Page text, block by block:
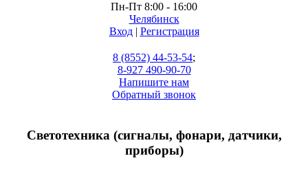
Пн-Пт 8:00 - 16:00
Челябинск
Вход| Регистрация
8 (8552) 44-53-54;
8-927 490-90-70
Напишите нам
Обратный звонок
Светотехника (сигналы, фонари, датчики,
приборы)